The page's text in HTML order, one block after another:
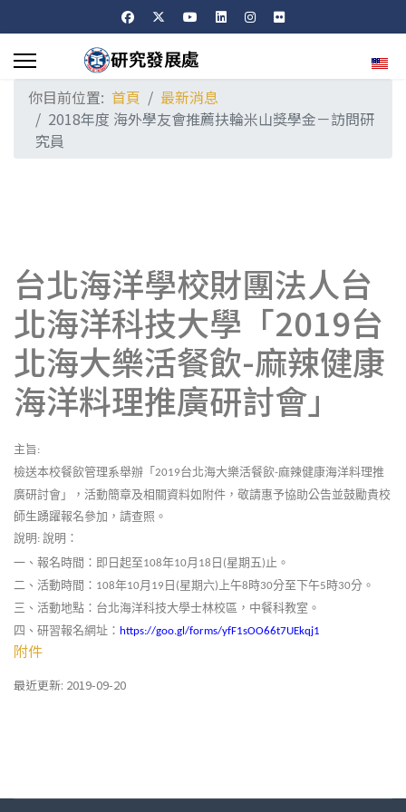
選擇
你目前位置: 首頁
最新消息
2018年度 海外學友會推薦扶輪米山獎學金－訪問研
究員
台北海洋學校財團法人台
北海洋科技大學「2019台
北海大樂活餐飲-麻辣健康
海洋料理推廣研討會」
主旨:
檢送本校餐飲管理系舉辦「2019台北海大樂活餐飲-麻辣健康海洋料理推
廣研討會」，活動簡章及相關資料如附件，敬請惠予協助公告並鼓勵貴校
師生踴躍報名參加，請查照。
說明: 說明：
一、 報名時間：即日起至108年10月 18 日 (星期五) 止。
二、 活動時間： 108年10月 19 日 (星期六) 上午8時30分至下午5時30分。
三、 活動地點：台北海洋科技大學士林校區，中餐科教室。
四、 研習報名網址： https://goo.gl/forms/yfF1sOO66t7UEkqj1
附件
最近更新: 2019-09-20